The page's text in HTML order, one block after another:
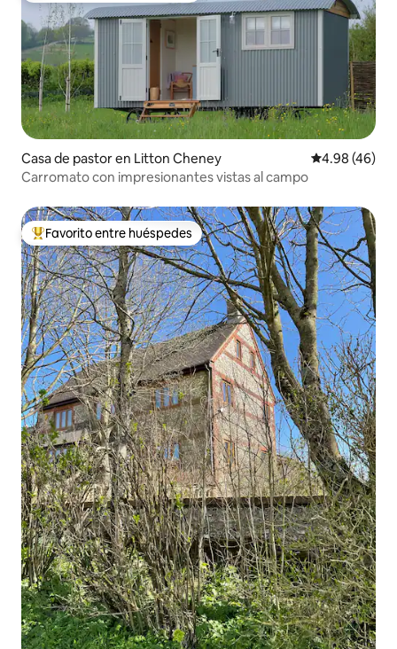
Casa de pastor en Litton Cheney Calificación
4.98 (46)
Carromato con impresionantes vistas al campo
Favorito entre huéspedes preferido
Favorito entre huéspedes